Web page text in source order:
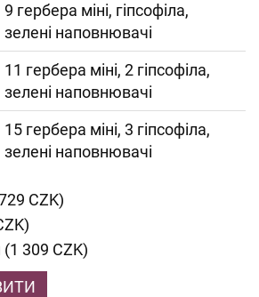
9 гербера міні, гіпсофіла,
зелені наповнювачі
11 гербера міні, 2 гіпсофіла,
зелені наповнювачі
15 гербера міні, 3 гіпсофіла,
зелені наповнювачі
CZK)
309 CZK)